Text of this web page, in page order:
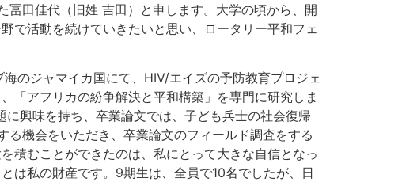
田佳代（旧姓 吉田）と申します。大学の頃から、開
で活動を続けていきたいと思い、ロータリー平和フェ
のジャマイカ国にて、HIV/エイズの予防教育プロジェ
「アフリカの紛争解決と平和構築」を専門に研究しま
興味を持ち、卒業論文では、子ども兵士の社会復帰
機会をいただき、卒業論文のフィールド調査をする
積むことができたのは、私にとって大きな自信となっ
は私の財産です。9期生は、全員で10名でしたが、日